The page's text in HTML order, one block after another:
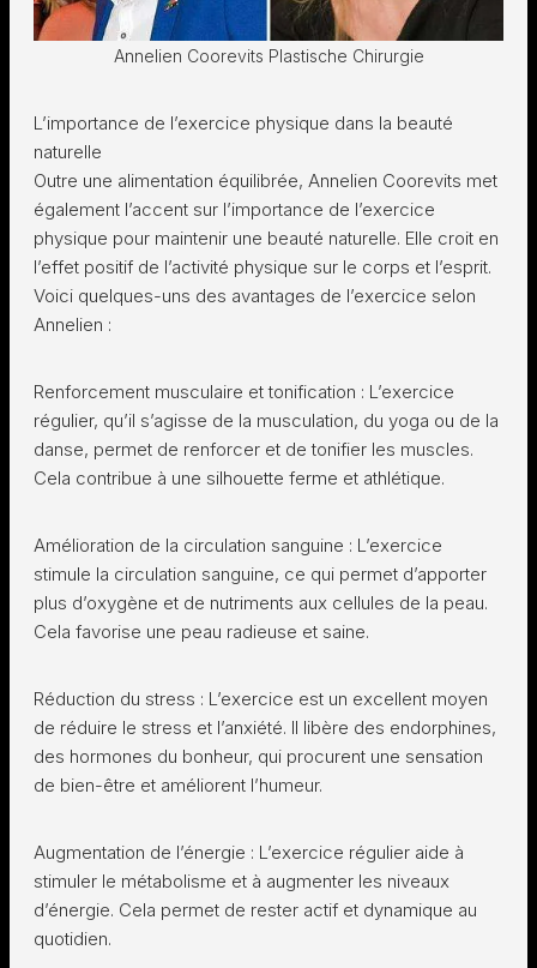
Annelien Coorevits Plastische Chirurgie
L’importance de l’exercice physique dans la beauté
naturelle
Outre une alimentation équilibrée, Annelien Coorevits met
également l’accent sur l’importance de l’exercice
physique pour maintenir une beauté naturelle. Elle croit en
l’effet positif de l’activité physique sur le corps et l’esprit.
Voici quelques-uns des avantages de l’exercice selon
Annelien :
Renforcement musculaire et tonification : L’exercice
régulier, qu’il s’agisse de la musculation, du yoga ou de la
danse, permet de renforcer et de tonifier les muscles.
Cela contribue à une silhouette ferme et athlétique.
Amélioration de la circulation sanguine : L’exercice
stimule la circulation sanguine, ce qui permet d’apporter
plus d’oxygène et de nutriments aux cellules de la peau.
Cela favorise une peau radieuse et saine.
Réduction du stress : L’exercice est un excellent moyen
de réduire le stress et l’anxiété. Il libère des endorphines,
des hormones du bonheur, qui procurent une sensation
de bien-être et améliorent l’humeur.
Augmentation de l’énergie : L’exercice régulier aide à
stimuler le métabolisme et à augmenter les niveaux
d’énergie. Cela permet de rester actif et dynamique au
quotidien.